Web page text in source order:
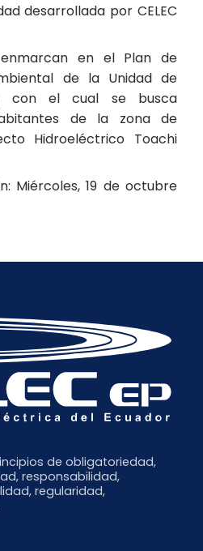
desarrollada por CELEC
en el Plan de
de la Unidad de
con el cual se busca
de la zona de
Hidroeléctrico Toachi
Miércoles, 19 de octubre
de obligatoriedad,
responsabilidad,
regularidad,